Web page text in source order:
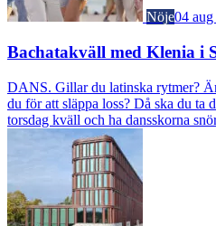
Nöje04
Bachatakväll med Klenia i
DANS. Gillar du latinska rytmer?
du för att släppa loss? Då ska du ta
torsdag kväll och ha dansskorna